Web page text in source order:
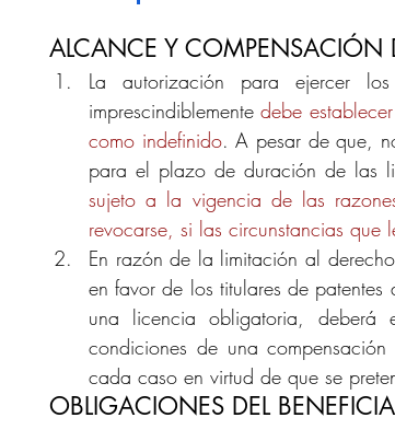
ALCANCE Y COMPENSACIÓN
La autorización para ejercer
imprescindiblemente debe
como indefinido. A pesar de que,
para el plazo de duración de las
sujeto a la vigencia de las
revocarse, si las circunstancias
En razón de la limitación al
en favor de los titulares de
una licencia obligatoria, deberá
condiciones de una
cada caso en virtud de que se
OBLIGACIONES DEL